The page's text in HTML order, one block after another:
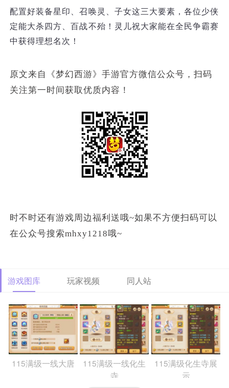
配置好装备星印、召唤灵、子女这三大要素，各位少侠
定能大杀四方、百战不殆！灵儿祝大家能在全民争霸赛
中获得理想名次！
原文来自《梦幻西游》手游官方微信公众号，扫码
关注第一时间获取优质内容！
时不时还有游戏周边福利送哦~如果不方便扫码可以
在公众号搜索mhxy1218哦~
游戏图库 玩家视频 同人站
115满级一线大唐
115满级一线化生
寺
115满级化生寺展
示